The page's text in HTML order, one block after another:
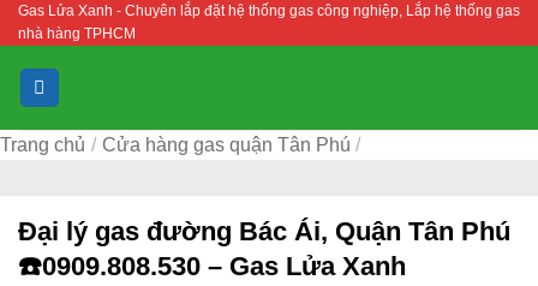
Bỏ
qua
nội
dung
Gas Lửa Xanh - Chuyên lắp đặt hệ thống gas công nghiệp, Lắp hệ thống gas
nhà hàng TPHCM
Trang chủ / Cửa hàng gas quận Tân Phú /
Đại lý gas đường Bác Ái, Quận Tân Phú
☎️0909.808.530 – Gas Lửa Xanh